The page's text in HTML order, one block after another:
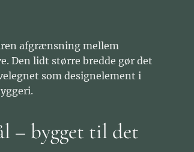
afgrænsning mellem
Den lidt større bredde gør det
som designelement i
– bygget til det